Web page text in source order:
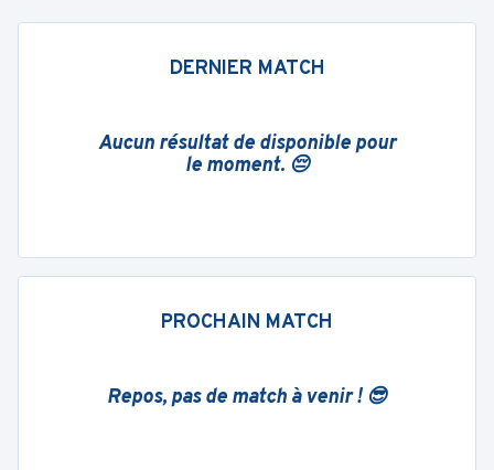
DERNIER MATCH
Aucun résultat de disponible pour
le moment. 😔
PROCHAIN MATCH
Repos, pas de match à venir ! 😎